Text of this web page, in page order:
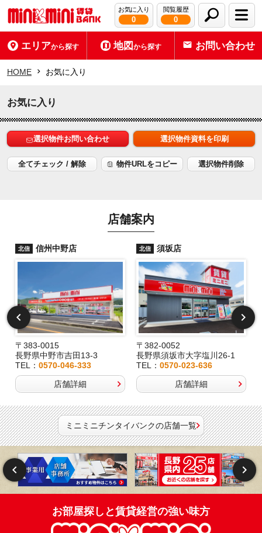
お気に入り
0
閲覧履歴
0
エリアから探す 地図から探す お問い合わせ
HOME お気に入り
お気に入り
選択物件お問い合わせ 選択物件資料を印刷
全てチェック / 解除 物件URLをコピー 選択物件削除
店舗案内
北信 信州中野店
〒383-0015
長野県中野市吉田13-3
TEL： 0570-046-333
店舗詳細
北信 須坂店
〒382-0052
長野県須坂市大字塩川26-1
TEL：0570-023-636
店舗詳細
ミニミニチンタイバンクの店舗一覧
お部屋探しと賃貸経営の強い味方